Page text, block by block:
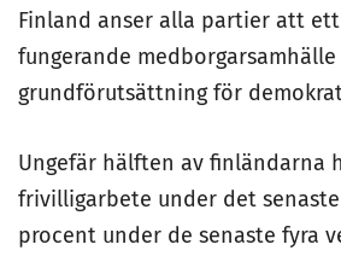
Finland anser alla partier att
fungerande medborgarsamhälle
grundförutsättning för
Ungefär hälften av finländarna
frivilligarbete under det
procent under de senaste fyra